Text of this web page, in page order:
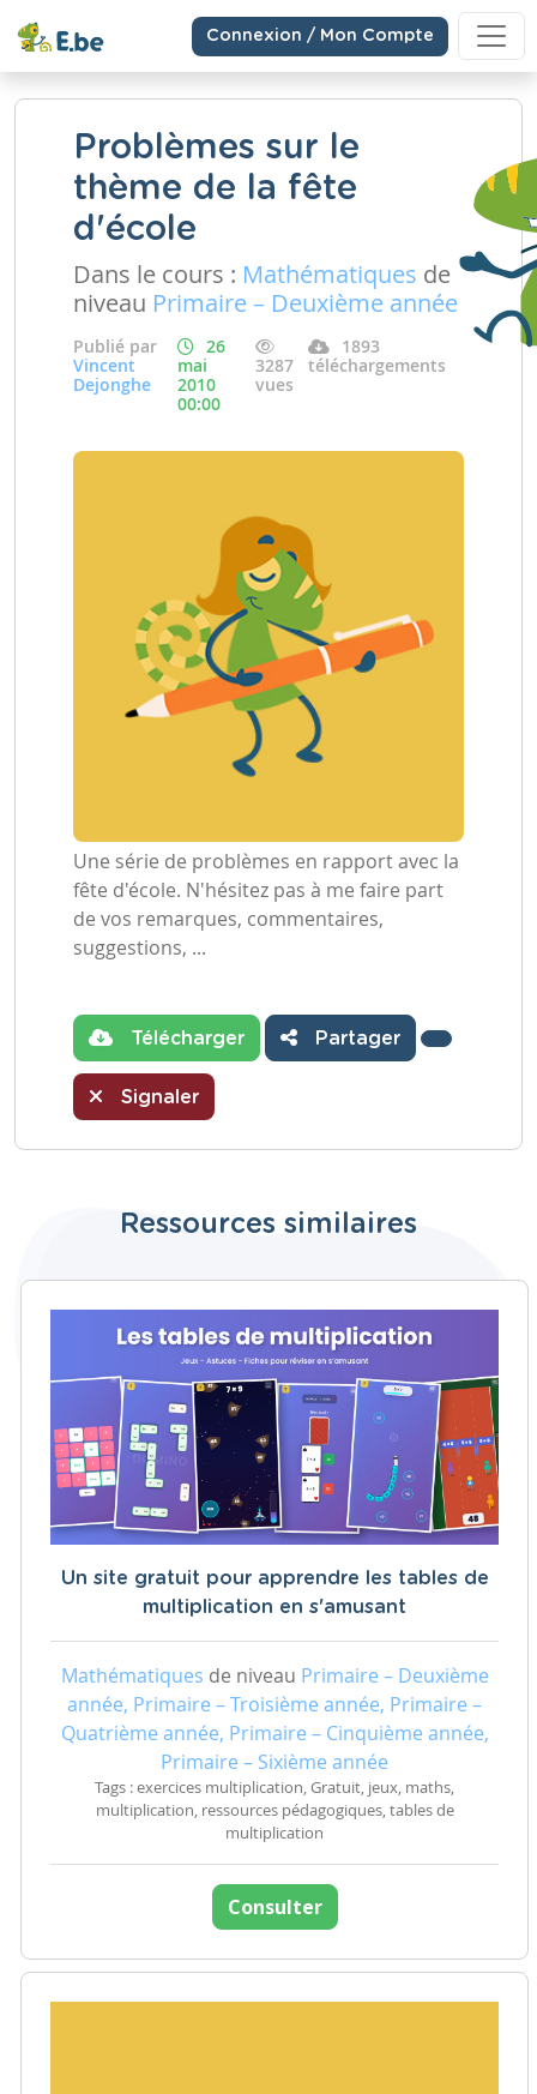
Connexion / Mon Compte
Problèmes sur le
thème de la fête
d'école
Dans le cours : Mathématiques de
niveau Primaire – Deuxième année
Publié par
Vincent
Dejonghe
26
mai
2010
00:00
3287
vues
1893
téléchargements
Une série de problèmes en rapport avec la
fête d'école. N'hésitez pas à me faire part
de vos remarques, commentaires,
suggestions, ...
Télécharger Partager
Signaler
Ressources similaires
Un site gratuit pour apprendre les tables de
multiplication en s'amusant
Mathématiques de niveau Primaire – Deuxième
année, Primaire – Troisième année, Primaire –
Quatrième année, Primaire – Cinquième année,
Primaire – Sixième année
Tags : exercices multiplication, Gratuit, jeux, maths,
multiplication, ressources pédagogiques, tables de
multiplication
Consulter